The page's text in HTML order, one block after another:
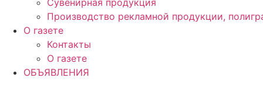
Производство рекламной продукции,
О газете
Контакты
О газете
ОБЪЯВЛЕНИЯ